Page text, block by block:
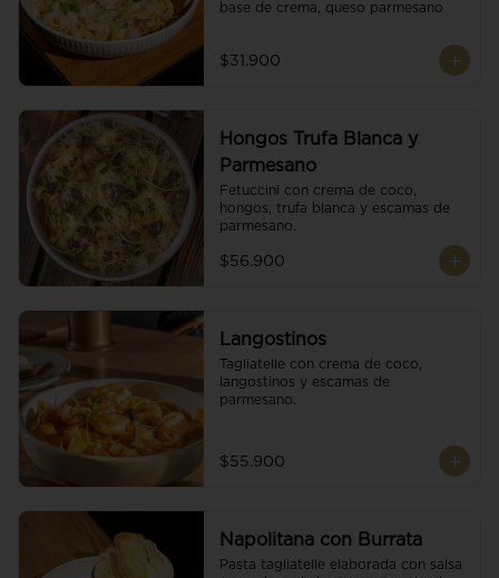
base de crema, queso parmesano
$31.900
Hongos Trufa Blanca y
Parmesano
Fetuccini con crema de coco,
hongos, trufa blanca y escamas de
parmesano.
$56.900
Langostinos
Tagliatelle con crema de coco,
langostinos y escamas de
parmesano.
$55.900
Napolitana con Burrata
Pasta tagliatelle elaborada con salsa